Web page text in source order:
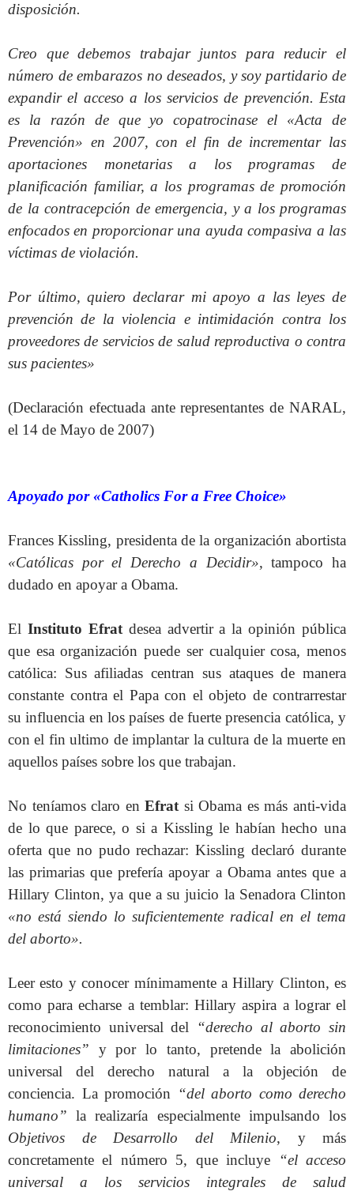
disposición.
Creo que debemos trabajar juntos para reducir el
número de embarazos no deseados, y soy partidario de
expandir el acceso a los servicios de prevención. Esta
es la razón de que yo copatrocinase el «Acta de
Prevención» en 2007, con el fin de incrementar las
aportaciones monetarias a los programas de
planificación familiar, a los programas de promoción
de la contracepción de emergencia, y a los programas
enfocados en proporcionar una ayuda compasiva a las
víctimas de violación.
Por último, quiero declarar mi apoyo a las leyes de
prevención de la violencia e intimidación contra los
proveedores de servicios de salud reproductiva o contra
sus pacientes»
(Declaración efectuada ante representantes de NARAL,
el 14 de Mayo de 2007)
Apoyado por «Catholics For a Free Choice»
Frances Kissling, presidenta de la organización abortista
«Católicas por el Derecho a Decidir», tampoco ha
dudado en apoyar a Obama.
El Instituto Efratdesea advertir a la opinión pública
que esa organización puede ser cualquier cosa, menos
católica: Sus afiliadas centran sus ataques de manera
constante contra el Papa con el objeto de contrarrestar
su influencia en los países de fuerte presencia católica, y
con el fin ultimo de implantar la cultura de la muerte en
aquellos países sobre los que trabajan.
No teníamos claro enEfrat si Obama es más anti-vida
de lo que parece, o si a Kissling le habían hecho una
oferta que no pudo rechazar: Kissling declaró durante
las primarias que prefería apoyar a Obama antes que a
Hillary Clinton, ya que a su juicio la Senadora Clinton
«no está siendo lo suficientemente radical en el tema
del aborto».
Leer esto y conocer mínimamente a Hillary Clinton, es
como para echarse a temblar: Hillary aspira a lograr el
reconocimiento universal del “derecho al aborto sin
limitaciones” y por lo tanto, pretende la abolición
universal del derecho natural a la objeción de
conciencia. La promoción “del aborto como derecho
humano” la realizaría especialmente impulsando los
Objetivos de Desarrollo del Milenio, y más
concretamente el número 5, que incluye
“el acceso
universal a los servicios integrales de salud